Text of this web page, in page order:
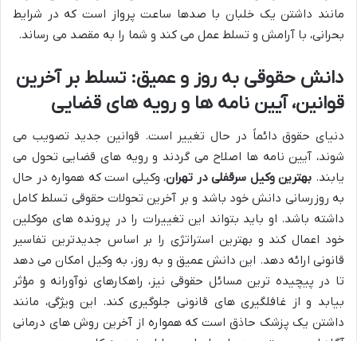
مانند داشتن یک خلبان با صدها ساعت پرواز است که در شرایط
بحرانی، با آرامش و تسلط عمل می کند و شما را به مقصد می رساند.
دانش حقوقی به روز و عمیق: تسلط بر آخرین
قوانین، آیین نامه ها و رویه های قضایی
دنیای حقوق دائماً در حال تغییر است. قوانین جدید تصویب می
شوند، آیین نامه ها اصلاح می گردند و رویه های قضایی تحول می
یابند. بهترین وکیل سرقفلی در تهران، وکیلی است که همواره در حال
به روزرسانی دانش خود باشد و بر آخرین تحولات حقوقی تسلط کامل
داشته باشد. او باید بتواند این تغییرات را در پرونده های موکلین
خود اعمال کند و بهترین استراتژی را بر اساس جدیدترین تفاسیر
قانونی ارائه دهد. این دانش عمیق و به روز، به وکیل امکان می دهد
تا در پیچیده ترین مسائل حقوقی نیز، راهکارهای نوآورانه و مؤثر
بیابد و از غافلگیری های قانونی جلوگیری کند. این ویژگی، مانند
داشتن یک پزشک حاذق است که همواره از آخرین روش های درمانی